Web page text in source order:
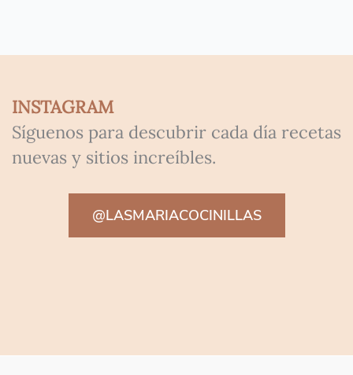
INSTAGRAM
Síguenos para descubrir cada día recetas
nuevas y sitios increíbles.
@LASMARIACOCINILLAS